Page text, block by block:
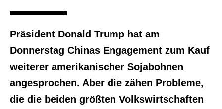
Präsident Donald Trump hat am
Donnerstag Chinas Engagement zum Kauf
weiterer amerikanischer Sojabohnen
angesprochen. Aber die zähen Probleme,
die die beiden größten Volkswirtschaften